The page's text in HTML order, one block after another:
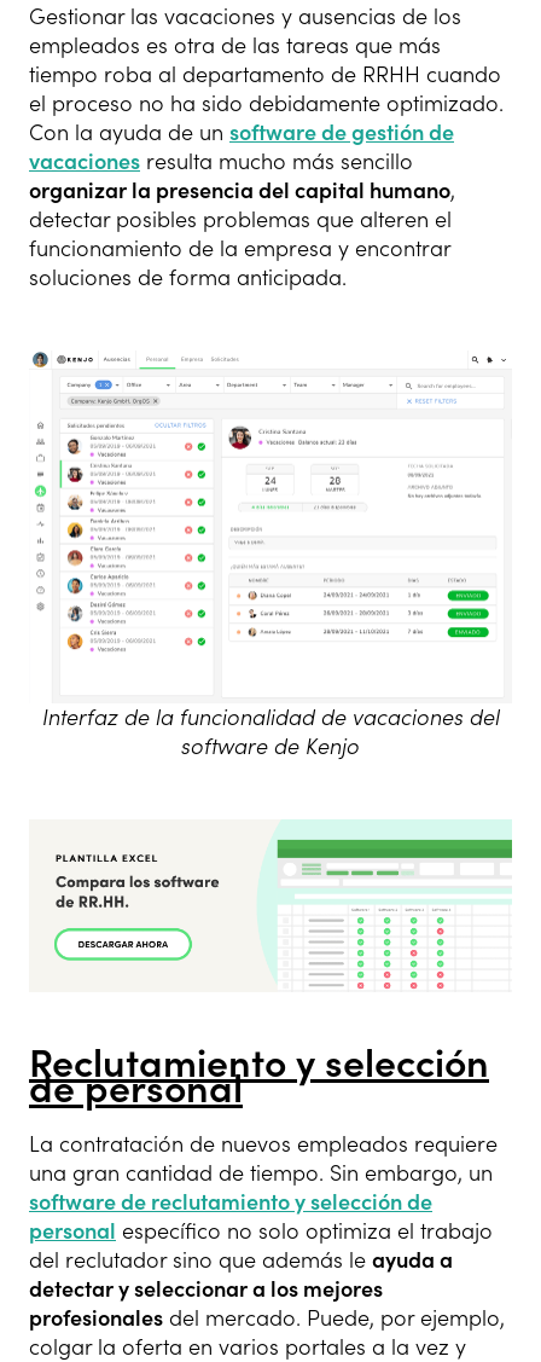
Gestionar las vacaciones y ausencias de los
empleados es otra de las tareas que más
tiempo roba al departamento de RRHH cuando
el proceso no ha sido debidamente optimizado.
Con la ayuda de un software de gestión de
vacaciones resulta mucho más sencillo
organizar la presencia del capital humano,
detectar posibles problemas que alteren el
funcionamiento de la empresa y encontrar
soluciones de forma anticipada.
Interfaz de la funcionalidad de vacaciones del
software de Kenjo
Reclutamiento y selección
de personal
La contratación de nuevos empleados requiere
una gran cantidad de tiempo. Sin embargo, un
software de reclutamiento y selección de
personal específico no solo optimiza el trabajo
del reclutador sino que además le ayuda a
detectar y seleccionar a los mejores
profesionales del mercado. Puede, por ejemplo,
colgar la oferta en varios portales a la vez y